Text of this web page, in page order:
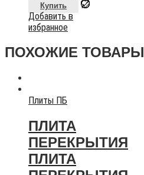
Купить
Добавить в
избранное
ПОХОЖИЕ ТОВАРЫ
Плиты ПБ
ПЛИТА
ПЕРЕКРЫТИЯ
ПЛИТА